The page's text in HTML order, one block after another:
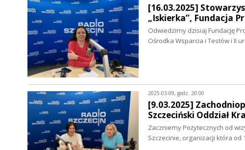
[16.03.2025]
„Iskierka”, Fundacja
Odwiedzimy dzisiaj Fundację
Ośrodka Wsparcia i Testów i II
2025-03-09, godz. 20:00
[9.03.2025]
Szczeciński Oddział
Zaczniemy Pożytecznych od
Szczecinie, organizacji która od